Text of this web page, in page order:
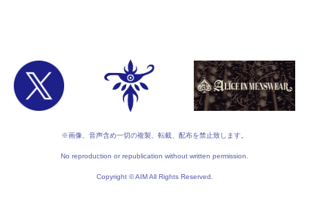
※画像、音声含め一切の複製、転載、配布を禁止致します。
No reproduction or republication without written permission.
Copyright © AIM All Rights Reserved.